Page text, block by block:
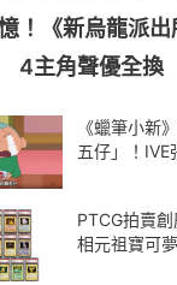
！《新烏龍派
4主角聲優全換
《蠟筆小新
五仔」！IVE
PTCG拍賣
相元祖寶可